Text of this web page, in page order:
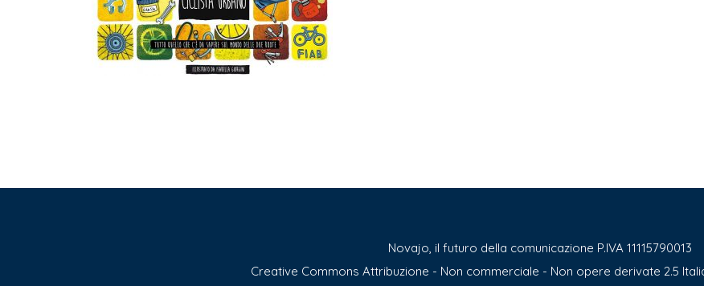
Novajo, il futuro della comunicazione P.IVA 11115790013
Creative Commons Attribuzione - Non commerciale - Non opere derivate 2.5